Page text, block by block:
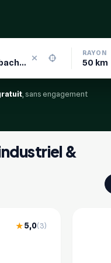
RAYON
, sans engagement
&
★5,0(3)